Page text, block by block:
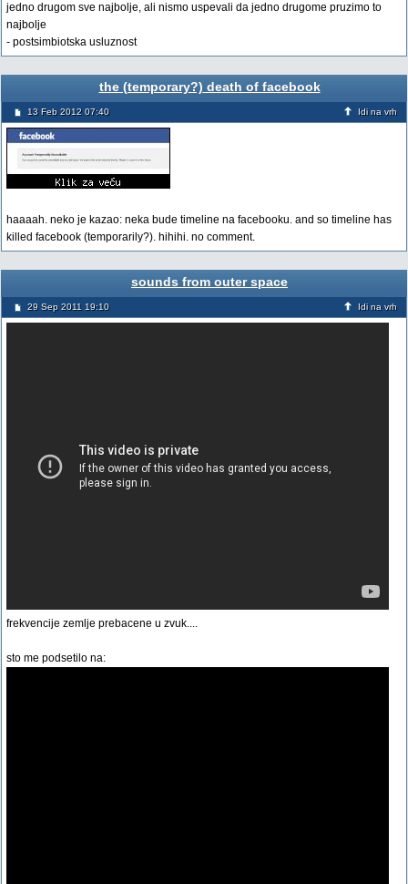
jedno drugom sve najbolje, ali nismo uspevali da jedno drugome pruzimo to
najbolje
- postsimbiotska usluznost
the (temporary?) death of facebook
13 Feb 2012 07:40 Idi na vrh
haaaah. neko je kazao: neka bude timeline na facebooku. and so timeline has
killed facebook (temporarily?). hihihi. no comment.
sounds from outer space
29 Sep 2011 19:10 Idi na vrh
frekvencije zemlje prebacene u zvuk....
sto me podsetilo na: